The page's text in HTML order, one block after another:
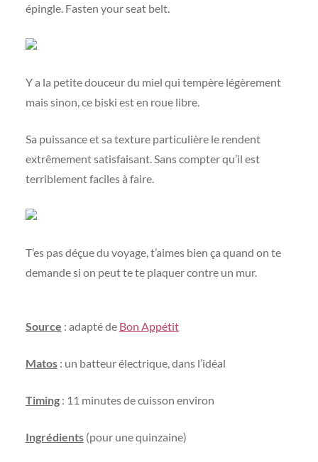
épingle. Fasten your seat belt.
Y a la petite douceur du miel qui tempère légèrement
mais sinon, ce biski est en roue libre.
Sa puissance et sa texture particulière le rendent
extrêmement satisfaisant. Sans compter qu’il est
terriblement faciles à faire.
T’es pas déçue du voyage, t’aimes bien ça quand on te
demande si on peut te te plaquer contre un mur.
Source : adapté de Bon Appétit
Matos: un batteur électrique, dans l’idéal
Timing: 11 minutes de cuisson environ
Ingrédients(pour une quinzaine)